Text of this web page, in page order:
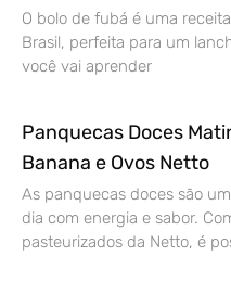
O bolo de fubá é uma
Brasil, perfeita para um
você vai aprender
Panquecas Doces
Banana e Ovos Netto
As panquecas doces são
dia com energia e sabor.
pasteurizados da Netto, é